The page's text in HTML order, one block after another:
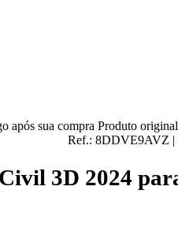
após sua compra Produto
Ref.: 8DDVE9AVZ |
Civil 3D 2024